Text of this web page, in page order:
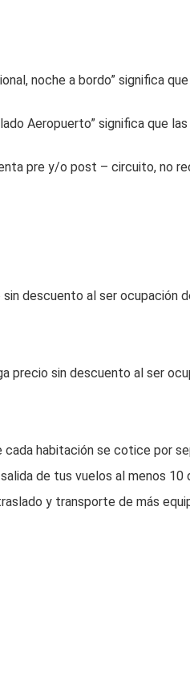
noche a bordo” significa
Aeropuerto” significa que
pre y/o post – circuito, no
descuento al ser ocupación
precio sin descuento al ser
habitación se cotice por
de tus vuelos al menos
y transporte de más